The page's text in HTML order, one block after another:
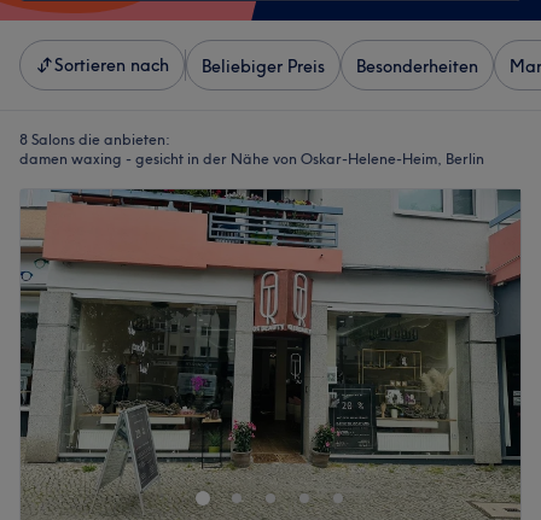
Sortieren nach Beliebiger Preis Besonderheiten
8 Salons die anbieten:
damen waxing - gesicht in der Nähe von Oskar-Helene-Heim, Berlin